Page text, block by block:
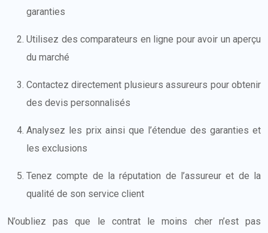
garanties
Utilisez des comparateurs en ligne pour avoir un aperçu
du marché
Contactez directement plusieurs assureurs pour obtenir
des devis personnalisés
Analysez les prix ainsi que l’étendue des garanties et
les exclusions
Tenez compte de la réputation de l’assureur et de la
qualité de son service client
N’oubliez pas que le contrat le moins cher n’est pas